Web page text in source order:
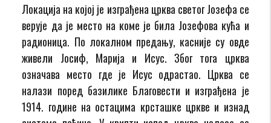
Локација на којој је изграђена црква светог Јозефа се
верује да је место на коме је била Јозефова кућа и
радионица. По локалном предању, касније су овде
живели Јосиф, Марија и Исус. Због тога црква
означава место где је Исус одрастао. Црква се
налази поред базилике Благовести и изграђена је
1914. године на остацима крсташке цркве и изнад